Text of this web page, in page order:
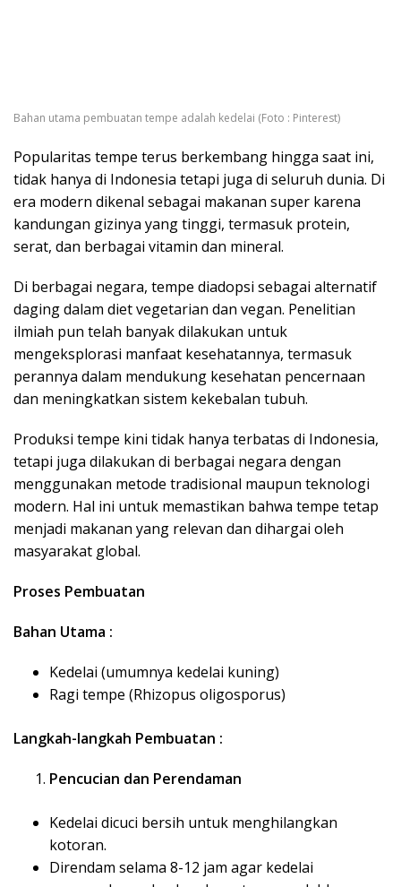
Bahan utama pembuatan tempe adalah kedelai (Foto : Pinterest)
Popularitas tempe terus berkembang hingga saat ini,
tidak hanya di Indonesia tetapi juga di seluruh dunia. Di
era modern dikenal sebagai makanan super karena
kandungan gizinya yang tinggi, termasuk protein,
serat, dan berbagai vitamin dan mineral.
Di berbagai negara, tempe diadopsi sebagai alternatif
daging dalam diet vegetarian dan vegan. Penelitian
ilmiah pun telah banyak dilakukan untuk
mengeksplorasi manfaat kesehatannya, termasuk
perannya dalam mendukung kesehatan pencernaan
dan meningkatkan sistem kekebalan tubuh.
Produksi tempe kini tidak hanya terbatas di Indonesia,
tetapi juga dilakukan di berbagai negara dengan
menggunakan metode tradisional maupun teknologi
modern. Hal ini untuk memastikan bahwa tempe tetap
menjadi makanan yang relevan dan dihargai oleh
masyarakat global.
Proses Pembuatan
Bahan Utama :
Kedelai (umumnya kedelai kuning)
Ragi tempe (Rhizopus oligosporus)
Langkah-langkah Pembuatan :
Pencucian dan Perendaman
Kedelai dicuci bersih untuk menghilangkan
kotoran.
Direndam selama 8-12 jam agar kedelai